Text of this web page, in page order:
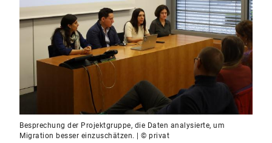
Besprechung der Projektgruppe, die Daten analysierte, um
Migration besser einzuschätzen. | © privat